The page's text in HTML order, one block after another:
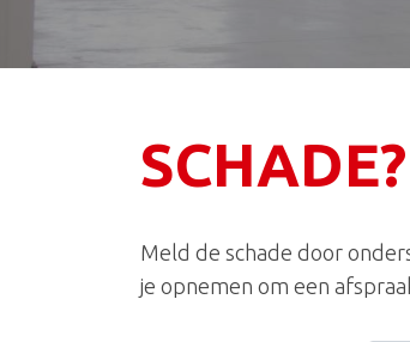
Meld de schade door
je opnemen om een